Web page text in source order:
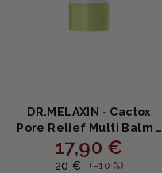
DR.MELAXIN - Cactox
Pore Relief Multi Balm -
Chladivý balzam na póry
proti opuchom s
17,90 €
20 € (–10 %)